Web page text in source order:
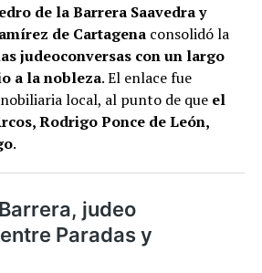
de la Barrera Saavedra y
de Cartagenaconsolidó la
judeoconversas con un largo
a la nobleza. El enlace fue
local, al punto de que el
Rodrigo Ponce de León,
​.